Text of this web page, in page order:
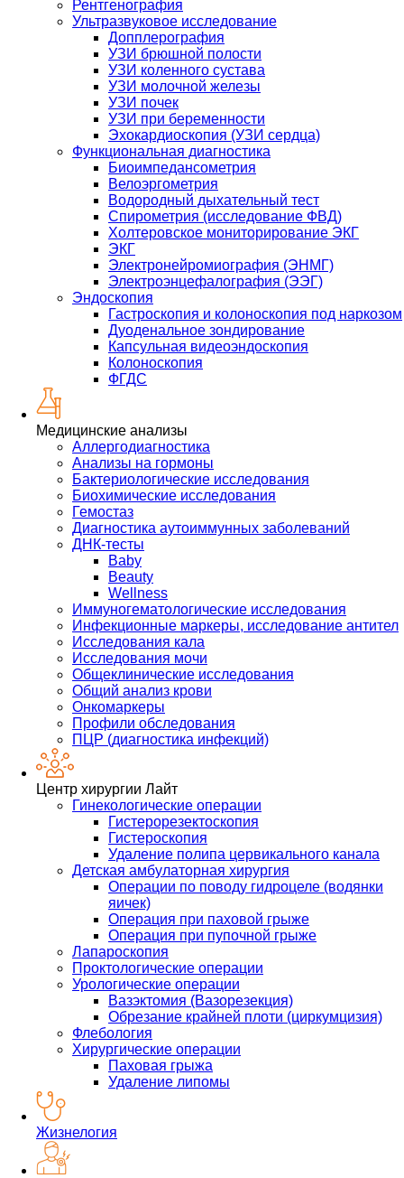
Рентгенография
Ультразвуковое исследование
Допплерография
УЗИ брюшной полости
УЗИ коленного сустава
УЗИ молочной железы
УЗИ почек
УЗИ при беременности
Эхокардиоскопия (УЗИ сердца)
Функциональная диагностика
Биоимпедансометрия
Велоэргометрия
Водородный дыхательный тест
Спирометрия (исследование ФВД)
Холтеровское мониторирование ЭКГ
ЭКГ
Электронейромиография (ЭНМГ)
Электроэнцефалография (ЭЭГ)
Эндоскопия
Гастроскопия и колоноскопия под наркозом
Дуоденальное зондирование
Капсульная видеоэндоскопия
Колоноскопия
ФГДС
Медицинские анализы
Аллергодиагностика
Анализы на гормоны
Бактериологические исследования
Биохимические исследования
Гемостаз
Диагностика аутоиммунных заболеваний
ДНК-тесты
Baby
Beauty
Wellness
Иммуногематологические исследования
Инфекционные маркеры, исследование антител
Исследования кала
Исследования мочи
Общеклинические исследования
Общий анализ крови
Онкомаркеры
Профили обследования
ПЦР (диагностика инфекций)
Центр хирургии Лайт
Гинекологические операции
Гистерорезектоскопия
Гистероскопия
Удаление полипа цервикального канала
Детская амбулаторная хирургия
Операции по поводу гидроцеле (водянки
яичек)
Операция при паховой грыже
Операция при пупочной грыже
Лапароскопия
Проктологические операции
Урологические операции
Вазэктомия (Вазорезекция)
Обрезание крайней плоти (циркумцизия)
Флебология
Хирургические операции
Паховая грыжа
Удаление липомы
Жизнелогия